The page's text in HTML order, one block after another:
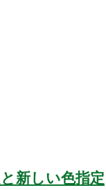
新しい色指定